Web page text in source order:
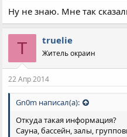
Ну не знаю. Мне так
T truelie
Житель окраин
22 Апр 2014
Gn0m написал(а):
Откуда такая информация?
Сауна, бассейн, залы,